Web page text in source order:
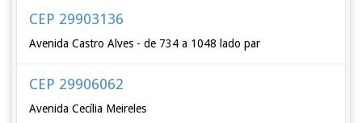
CEP 29903136
Avenida Castro Alves - de 734 a 1048 lado par
CEP 29906062
Avenida Cecília Meireles